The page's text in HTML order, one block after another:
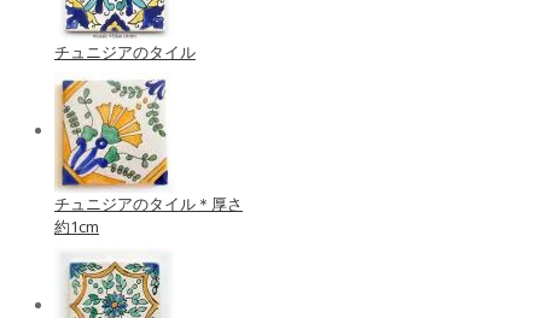
チュニジアのタイル
チュニジアのタイル＊厚さ
約1cm